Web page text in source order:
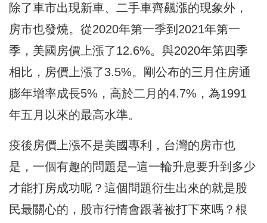
除了車市出現新車、二手車齊飆漲的現象外，
房市也發燒。從2020年第一季到2021年第一
季，美國房價上漲了12.6%。與2020年第四季
相比，房價上漲了3.5%。剛公布的三月住房通
膨年增率成長5%，高於二月的4.7%，為1991
年五月以來的最高水準。
疫後房價上漲不是美國專利，台灣的房市也
是，一個有趣的問題是─這一輪升息要升到多少
才能打房成功呢？這個問題衍生出來的就是股
民最關心的，股市行情會跟著被打下來嗎？根